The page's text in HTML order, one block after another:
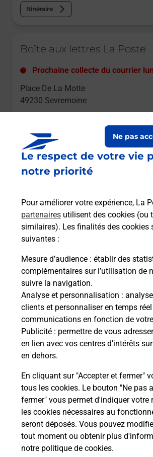
Le respect de votre vie
notre priorité
Pour améliorer votre expérience, La
partenaires utilisent des cookies (ou
similaires). Les finalités des cookies
suivantes :
Mesure d’audience : établir des
complémentaires sur l’utilisation de
suivre la navigation.
Analyse et personnalisation :
clients et personnaliser en temps
communications en fonction de
Publicité : permettre de vous
en lien avec vos centres d’intérêts
en dehors.
En cliquant sur "Accepter et fermer"
tous les cookies. Le bouton "Ne pas
fermer" vous permet d'indiquer votre
les cookies nécessaires au
seront déposés. Vous pouvez
tout moment ou obtenir plus
notre politique de cookies.
Ne pas
Itinéraire
Boîte aux lettres La Poste
Prochaine collecte du courrier
Place De La Motte
49230 Sevremoine
Boîte aux Lettres La Poste
7 Boulevard Du 8 Mai 1945
49450 Sevremoine
Le lien s'ouvre dans un nouvel onglet
Boîte aux Lettres La Poste
Prochaine collecte du courrier
22 Rue Jules Verne
49450 Sevremoine
Le lien s'ouvre dans un nouvel onglet
Localiser Liste Boîtes aux lettres Maine-